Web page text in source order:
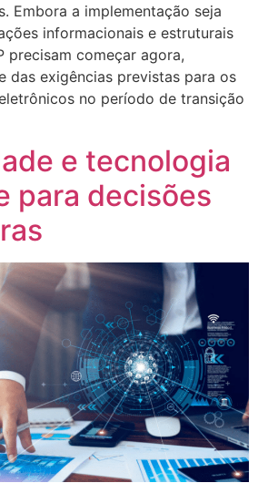
Embora a implementação seja
informacionais e estruturais
precisam começar agora,
das exigências previstas para os
no período de transição
e tecnologia
para decisões